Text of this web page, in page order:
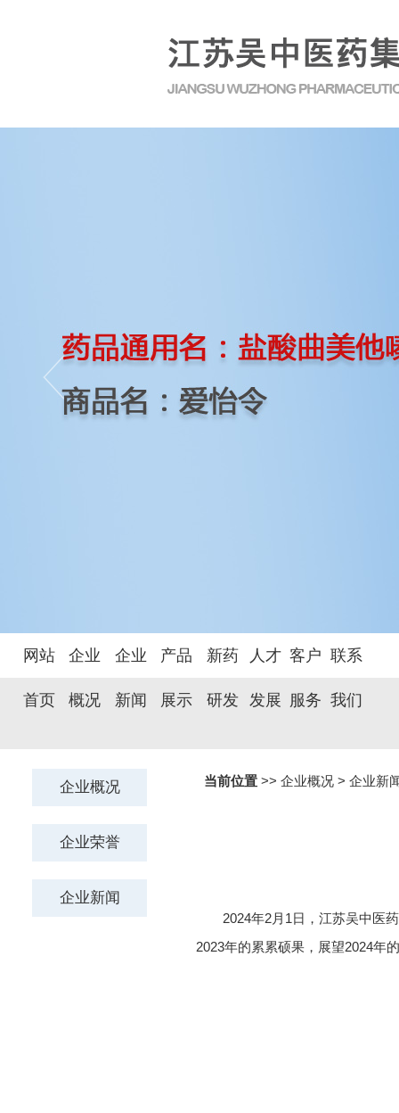
网站
首页
企业
概况
企业
新闻
产品
展示
新药
研发
人才
发展
客户
服务
联系
我们
当前位置 >> 企业概况 > 企业新
2024年2月1日，江苏吴中医药
2023年的累累硕果，展望2024年